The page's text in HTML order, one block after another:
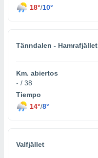
18°/10°
Tänndalen - Hamrafjället
Km. abiertos
- / 38
Tiempo
14°/8°
Valfjället